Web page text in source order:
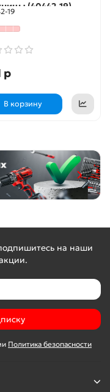
(40442-19)
19
р
В корзину
на наши
Политика безопасности